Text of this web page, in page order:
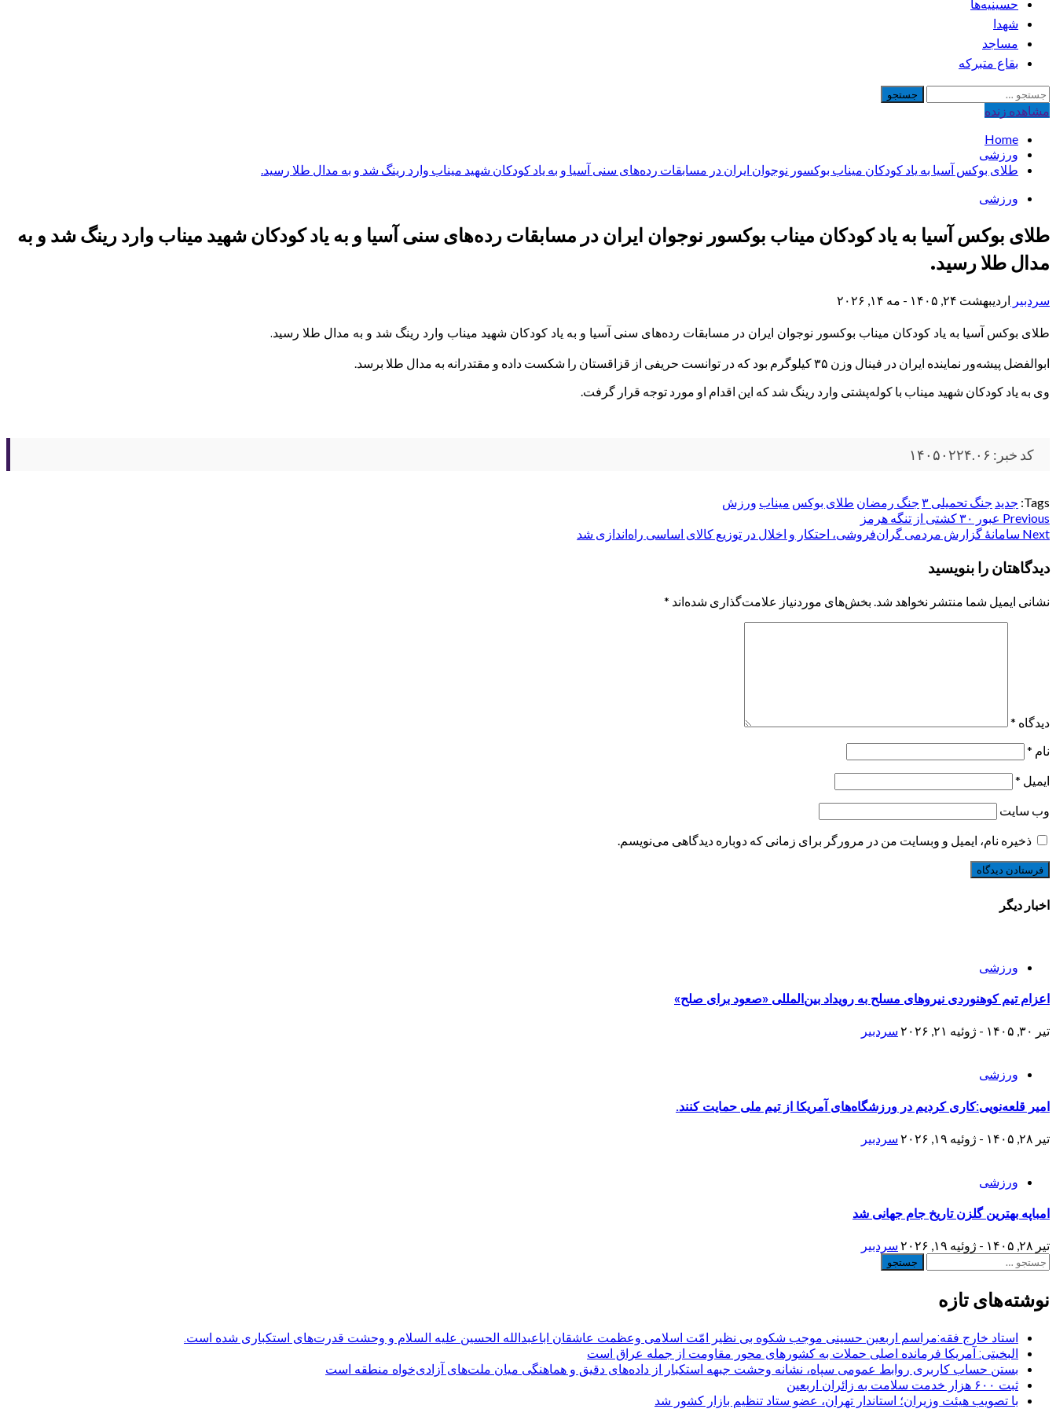
حسینیه‌ها
شهدا
مساجد
بقاع متبرکه
جستجو
برای:
مشاهده‌ زنده
Home
ورزشی
طلای بوکس آسیا به یاد کودکان میناب بوکسور نوجوان ایران در مسابقات رده‌های سنی آسیا و به یاد کودکان شهید میناب وارد رینگ شد و به مدال طلا رسید.
ورزشی
طلای بوکس آسیا به یاد کودکان میناب بوکسور نوجوان ایران در مسابقات رده‌های سنی آسیا و به یاد کودکان شهید میناب وارد رینگ شد و به
مدال طلا رسید.
سردبیر اردیبهشت ۲۴, ۱۴۰۵ - مه ۱۴, ۲۰۲۶
طلای بوکس آسیا به یاد کودکان میناب بوکسور نوجوان ایران در مسابقات رده‌های سنی آسیا و به یاد کودکان شهید میناب وارد رینگ شد و به مدال طلا رسید.
ابوالفضل پیشه‌ور نماینده ایران در فینال وزن ۳۵ کیلوگرم بود که در توانست حریفی از قزاقستان را شکست داده و مقتدرانه به مدال طلا برسد.
وی به یاد کودکان شهید میناب با کوله‌پشتی‌ وارد رینگ شد که این اقدام او مورد توجه قرار گرفت.
کد خبر: ۱۴۰۵۰۲۲۴.۰۶
Tags: جدید جنگ تحمیلی ۳ جنگ رمضان طلای بوکس میناب ورزش
Post
navigation
Previous عبور ۳۰ کشتی از تنگه هرمز
Next سامانۀ گزارش مردمی گران‌فروشی، احتکار و اخلال در توزیع کالای اساسی راه‌اندازی شد
دیدگاهتان را بنویسید
نشانی ایمیل شما منتشر نخواهد شد. بخش‌های موردنیاز علامت‌گذاری شده‌اند *
دیدگاه *
نام *
ایمیل *
وب‌ سایت
ذخیره نام، ایمیل و وبسایت من در مرورگر برای زمانی که دوباره دیدگاهی می‌نویسم.
اخبار دیگر
ورزشی
اعزام تیم کوهنوردی نیروهای مسلح به رویداد بین‌المللی «صعود برای صلح»
تیر ۳۰, ۱۴۰۵ - ژوئیه ۲۱, ۲۰۲۶ سردبیر
ورزشی
امیر قلعه‌نویی:کاری کردیم در ورزشگاه‌های آمریکا از تیم ملی حمایت کنند.
تیر ۲۸, ۱۴۰۵ - ژوئیه ۱۹, ۲۰۲۶ سردبیر
ورزشی
امباپه بهترین گلزن تاریخ جام جهانی شد
تیر ۲۸, ۱۴۰۵ - ژوئیه ۱۹, ۲۰۲۶
سردبیر
جستجو
نوشته‌های تازه
استاد خارج فقه:مراسم اربعین حسینی موجب شکوه بی نظیر امّت اسلامی وعظمت عاشقان اباعبدالله الحسین علیه السلام و وحشت قدرت‌های استکباری شده است.
البخیتی: آمریکا فرمانده اصلی حملات به کشورهای محور مقاومت از جمله عراق است
بستن حساب کاربری روابط عمومی سپاه، نشانه‌ وحشت جبهه استکبار از داده‌های دقیق و هماهنگی میان ملت‌های آزادی‌خواه منطقه است
ثبت ۶۰۰ هزار خدمت سلامت به زائران اربعین
با تصویب هیئت وزیران؛ استاندار تهران، عضو ستاد تنظیم بازار کشور شد